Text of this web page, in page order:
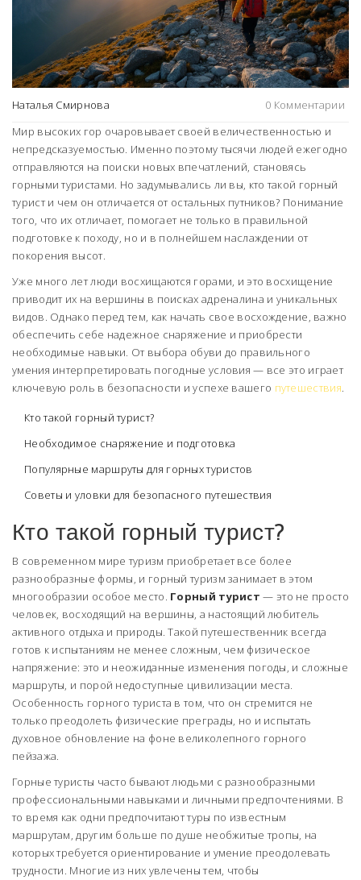
Наталья Смирнова
0 Комментарии
Мир высоких гор очаровывает своей величественностью и
непредсказуемостью. Именно поэтому тысячи людей ежегодно
отправляются на поиски новых впечатлений, становясь
горными туристами. Но задумывались ли вы, кто такой горный
турист и чем он отличается от остальных путников? Понимание
того, что их отличает, помогает не только в правильной
подготовке к походу, но и в полнейшем наслаждении от
покорения высот.
Уже много лет люди восхищаются горами, и это восхищение
приводит их на вершины в поисках адреналина и уникальных
видов. Однако перед тем, как начать свое восхождение, важно
обеспечить себе надежное снаряжение и приобрести
необходимые навыки. От выбора обуви до правильного
умения интерпретировать погодные условия — все это играет
ключевую роль в безопасности и успехе вашего путешествия.
Кто такой горный турист?
Необходимое снаряжение и подготовка
Популярные маршруты для горных туристов
Советы и уловки для безопасного путешествия
Кто такой горный турист?
В современном мире туризм приобретает все более
разнообразные формы, и горный туризм занимает в этом
многообразии особое место. Горный турист — это не просто
человек, восходящий на вершины, а настоящий любитель
активного отдыха и природы. Такой путешественник всегда
готов к испытаниям не менее сложным, чем физическое
напряжение: это и неожиданные изменения погоды, и сложные
маршруты, и порой недоступные цивилизации места.
Особенность горного туриста в том, что он стремится не
только преодолеть физические преграды, но и испытать
духовное обновление на фоне великолепного горного
пейзажа.
Горные туристы часто бывают людьми с разнообразными
профессиональными навыками и личными предпочтениями. В
то время как одни предпочитают туры по известным
маршрутам, другим больше по душе необжитые тропы, на
которых требуется ориентирование и умение преодолевать
трудности. Многие из них увлечены тем, чтобы